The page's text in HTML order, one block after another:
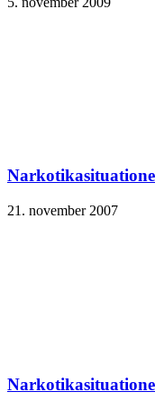
21. november 2007